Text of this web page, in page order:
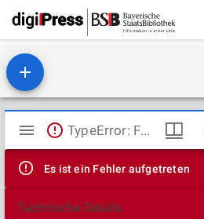
Mirador
Viewer
TypeError: Failed to fetch
Es ist ein Fehler aufgetreten
Technische Details